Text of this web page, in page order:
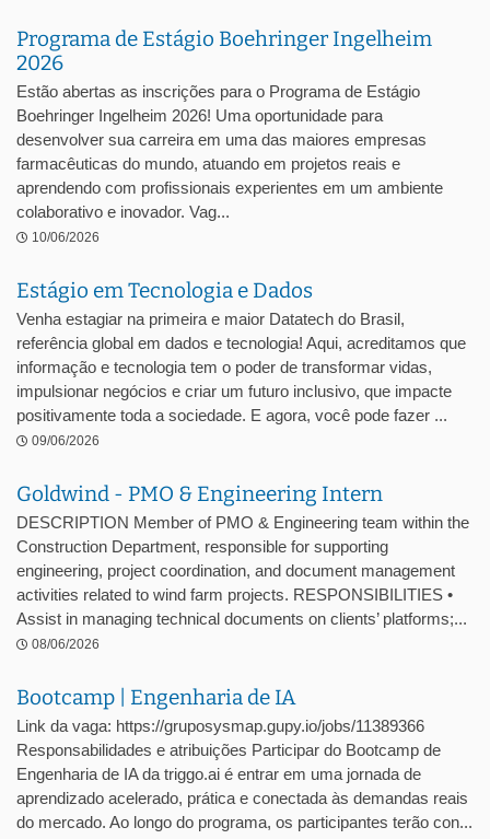
Programa de Estágio Boehringer Ingelheim
2026
Estão abertas as inscrições para o Programa de Estágio
Boehringer Ingelheim 2026! Uma oportunidade para
desenvolver sua carreira em uma das maiores empresas
farmacêuticas do mundo, atuando em projetos reais e
aprendendo com profissionais experientes em um ambiente
colaborativo e inovador. Vag...
10/06/2026
Estágio em Tecnologia e Dados
Venha estagiar na primeira e maior Datatech do Brasil,
referência global em dados e tecnologia! Aqui, acreditamos que
informação e tecnologia tem o poder de transformar vidas,
impulsionar negócios e criar um futuro inclusivo, que impacte
positivamente toda a sociedade. E agora, você pode fazer ...
09/06/2026
Goldwind - PMO & Engineering Intern
DESCRIPTION Member of PMO & Engineering team within the
Construction Department, responsible for supporting
engineering, project coordination, and document management
activities related to wind farm projects. RESPONSIBILITIES •
Assist in managing technical documents on clients’ platforms;...
08/06/2026
Bootcamp | Engenharia de IA
Link da vaga: https://gruposysmap.gupy.io/jobs/11389366
Responsabilidades e atribuições Participar do Bootcamp de
Engenharia de IA da triggo.ai é entrar em uma jornada de
aprendizado acelerado, prática e conectada às demandas reais
do mercado. Ao longo do programa, os participantes terão con...